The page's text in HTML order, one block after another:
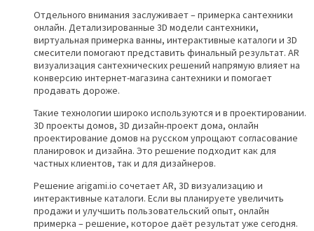
Отдельного внимания заслуживает – примерка сантехники
онлайн. Детализированные 3D модели сантехники,
виртуальная примерка ванны, интерактивные каталоги и 3D
смесители помогают представить финальный результат. AR
визуализация сантехнических решений напрямую влияет на
конверсию интернет-магазина сантехники и помогает
продавать дороже.
Такие технологии широко используются и в проектировании.
3D проекты домов, 3D дизайн-проект дома, онлайн
проектирование домов на русском упрощают согласование
планировок и дизайна. Это решение подходит как для
частных клиентов, так и для дизайнеров.
Решение arigami.io сочетает AR, 3D визуализацию и
интерактивные каталоги. Если вы планируете увеличить
продажи и улучшить пользовательский опыт, онлайн
примерка – решение, которое даёт результат уже сегодня.